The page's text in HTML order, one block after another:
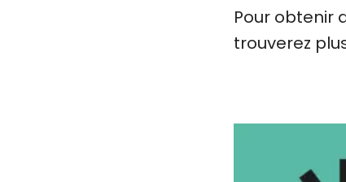
Pour obtenir
trouverez